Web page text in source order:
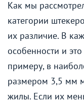
Как мы
категории
их различие. В
особенности и
примеру, в
размером 3,5 мм
жилы. Если их